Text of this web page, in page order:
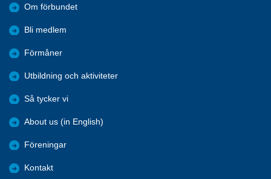
Om förbundet
Bli medlem
Förmåner
Utbildning och aktiviteter
Så tycker vi
About us (in English)
Föreningar
Kontakt